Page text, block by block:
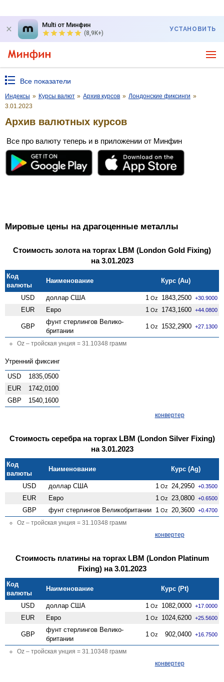
Multi от Минфин
(8,9K+)
УСТАНОВИТЬ
Все показатели
Индексы » Курсы валют » Архив курсов » Лондонские фиксинги »
3.01.2023
Архив валютных курсов
Все про валюту теперь и в приложении от Минфин
Мировые цены на драгоценные металлы
Стоимость золота на торгах LBM (London Gold Fixing)
на 3.01.2023
Код
валюты
Наименование Курс (Au)
USD доллар США 1 Oz 1843,2500 +30.9000
EUR Евро 1 Oz 1743,1600 +44.0800
GBP
фунт стерлингов Велико­
британии
1 Oz 1532,2900 +27.1300
Oz – тройская унция = 31.10348 грамм
Утренний фиксинг
USD
1835,0500
EUR
1742,0100
GBP
1540,1600
конвертер
Стоимость серебра на торгах LBM (London Silver Fixing)
на 3.01.2023
Код
валюты
Наименование Курс (Ag)
USD доллар США 1 Oz 24,2950 +0.3500
EUR Евро 1 Oz 23,0800 +0.6500
GBP фунт стерлингов Велико­британии 1 Oz 20,3600 +0.4700
Oz – тройская унция = 31.10348 грамм
конвертер
Стоимость платины на торгах LBM (London Platinum
Fixing) на 3.01.2023
Код
валюты
Наименование Курс (Pt)
USD доллар США 1 Oz 1082,0000 +17.0000
EUR Евро 1 Oz 1024,6200 +25.5600
GBP
фунт стерлингов Велико­
британии
1 Oz 902,0400 +16.7500
Oz – тройская унция = 31.10348 грамм
конвертер